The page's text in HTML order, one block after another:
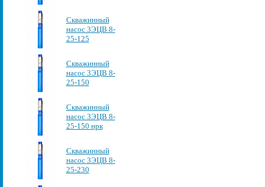
Скважинный
насос 3ЭЦВ 8-
25-125
Скважинный
насос 3ЭЦВ 8-
25-150
Скважинный
насос 3ЭЦВ 8-
25-150 нрк
Скважинный
насос 3ЭЦВ 8-
25-230